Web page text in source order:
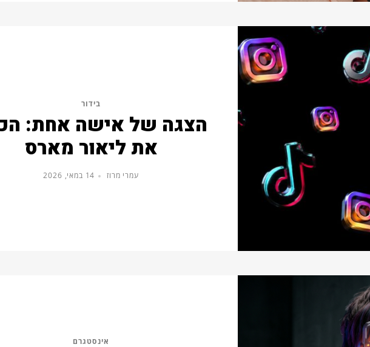
בידור
הצגה של אישה אחת:
את ליאור מארס
עמרי מרוז 14 במאי, 2026
אינסטגרם